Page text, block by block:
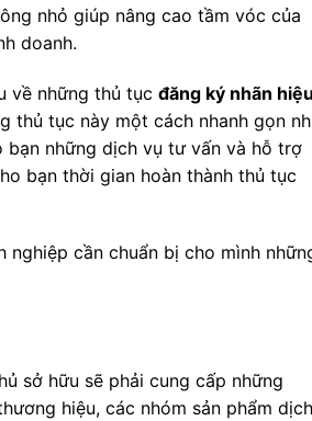
nhỏ giúp nâng cao tầm vóc của
doanh.
về những thủ tục đăng ký nhãn hiệu
thủ tục này một cách nhanh gọn
bạn những dịch vụ tư vấn và hỗ trợ
bạn thời gian hoàn thành thủ tục
cần chuẩn bị cho mình
sở hữu sẽ phải cung cấp những
hiệu, các nhóm sản phẩm dịch